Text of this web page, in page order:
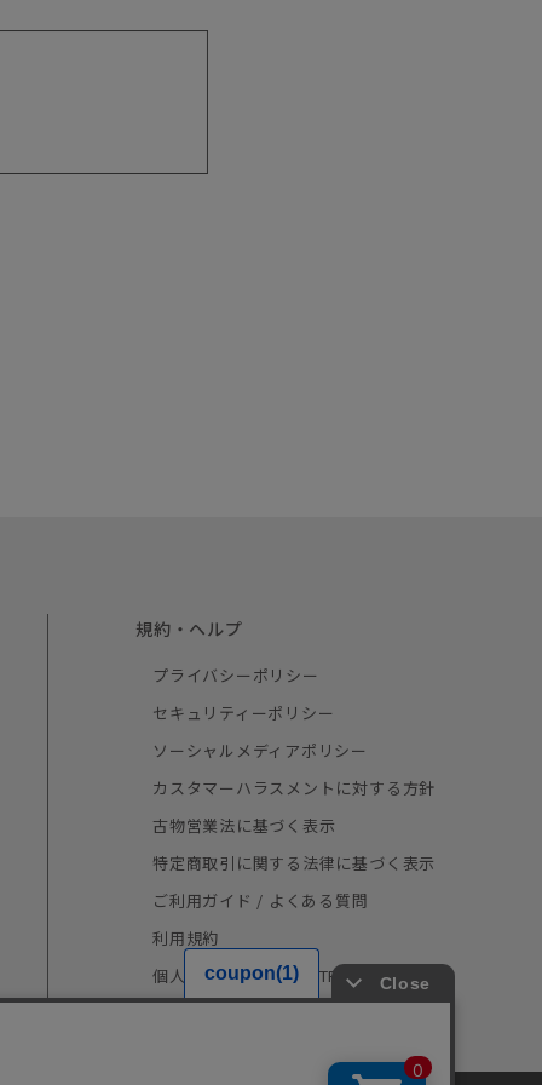
規約・ヘルプ
プライバシーポリシー
セキュリティーポリシー
ソーシャルメディアポリシー
カスタマーハラスメントに対する方針
古物営業法に基づく表示
特定商取引に関する法律に基づく表示
ご利用ガイド / よくある質問
利用規約
個人情報の取り扱い（TRUSTe）